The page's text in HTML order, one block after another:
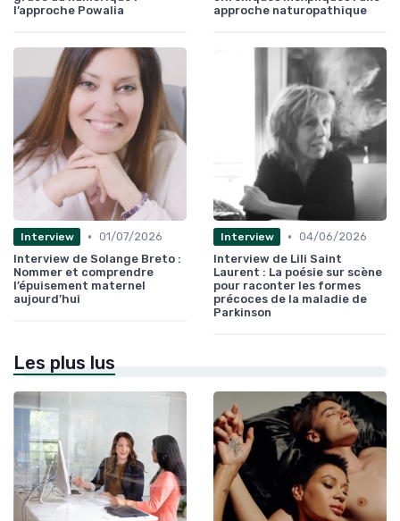
l’approche Powalia
approche naturopathique
Interview • 01/07/2026
Interview de Solange Breto :
Nommer et comprendre
l’épuisement maternel
aujourd’hui
Interview • 04/06/2026
Interview de Lili Saint
Laurent : La poésie sur scène
pour raconter les formes
précoces de la maladie de
Parkinson
Les plus lus